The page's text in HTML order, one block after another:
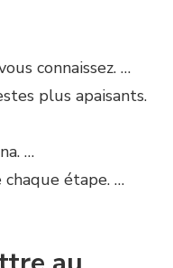
connaissez. …
plus apaisants.
…
étape. …